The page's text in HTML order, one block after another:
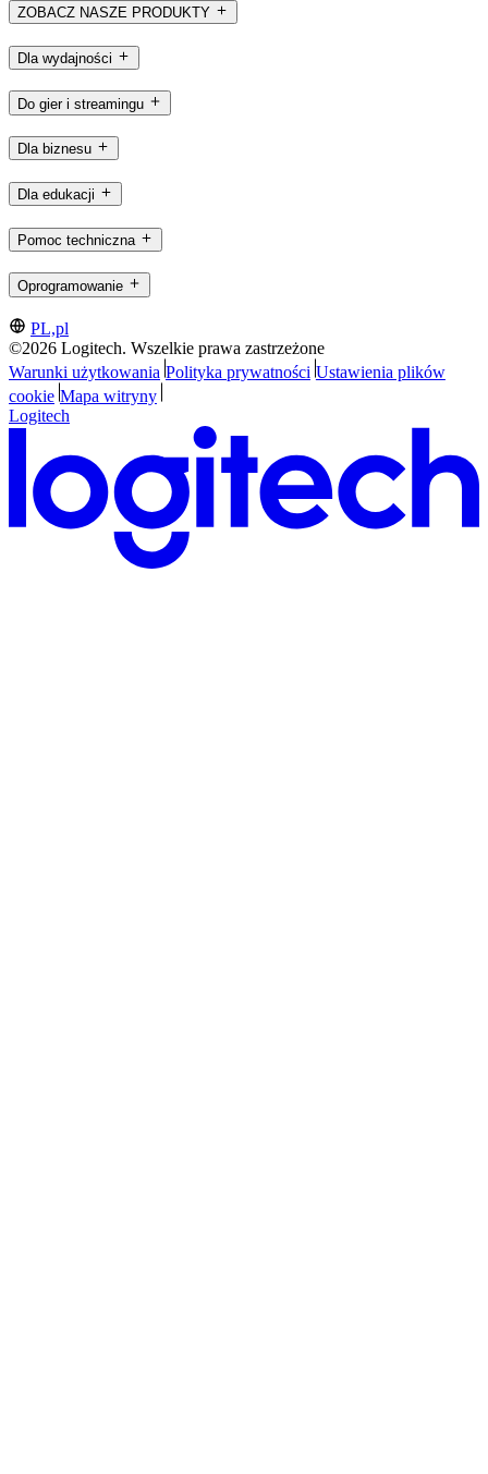
ZOBACZ NASZE PRODUKTY
Dla wydajności
Do gier i streamingu
Dla biznesu
Dla edukacji
Pomoc techniczna
Oprogramowanie
PL,pl
©2026 Logitech. Wszelkie prawa zastrzeżone
Warunki użytkowania Polityka prywatności Ustawienia plików
cookie Mapa witryny
Logitech